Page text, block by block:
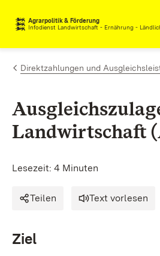
Zum Inhalt springen
Agrarpolitik & Förderung
Infodienst Landwirtschaft - Ernährung -
Direktzahlungen und
Landwirtschaft
Lesezeit: 4 Minuten
Teilen Text vorlesen
Ziel